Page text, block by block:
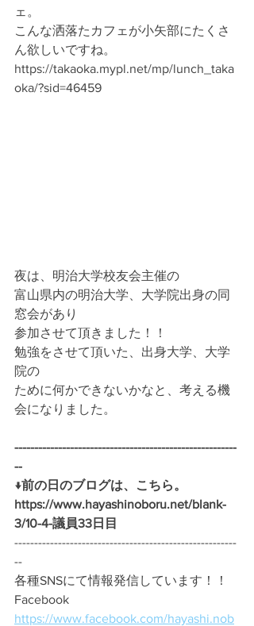
ェ。
こんな洒落たカフェが小矢部にたくさ
ん欲しいですね。
https://takaoka.mypl.net/mp/lunch_taka
oka/?sid=46459
夜は、明治大学校友会主催の
富山県内の明治大学、大学院出身の同
窓会があり
参加させて頂きました！！
勉強をさせて頂いた、出身大学、大学
院の
ために何かできないかなと、考える機
会になりました。
--------------------------------------------------------
--
↓前の日のブログは、こちら。
https://www.hayashinoboru.net/blank-
3/10-4-議員33日目
--------------------------------------------------------
--
各種SNSにて情報発信しています！！
Facebook
https://www.facebook.com/hayashi.nob